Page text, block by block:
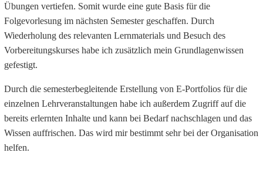
Übungen vertiefen. Somit wurde eine gute Basis für die
Folgevorlesung im nächsten Semester geschaffen. Durch
Wiederholung des relevanten Lernmaterials und Besuch des
Vorbereitungskurses habe ich zusätzlich mein Grundlagenwissen
gefestigt.
Durch die semesterbegleitende Erstellung von E-Portfolios für die
einzelnen Lehrveranstaltungen habe ich außerdem Zugriff auf die
bereits erlernten Inhalte und kann bei Bedarf nachschlagen und das
Wissen auffrischen. Das wird mir bestimmt sehr bei der Organisation
helfen.